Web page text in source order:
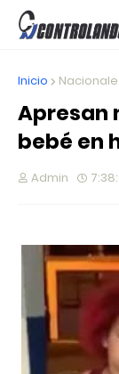
Inicio
Apresan
bebé en
Admin